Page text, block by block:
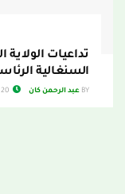
تداعيات الولاية
السنغالية الرئاسية
BY عبد الرحمن كان